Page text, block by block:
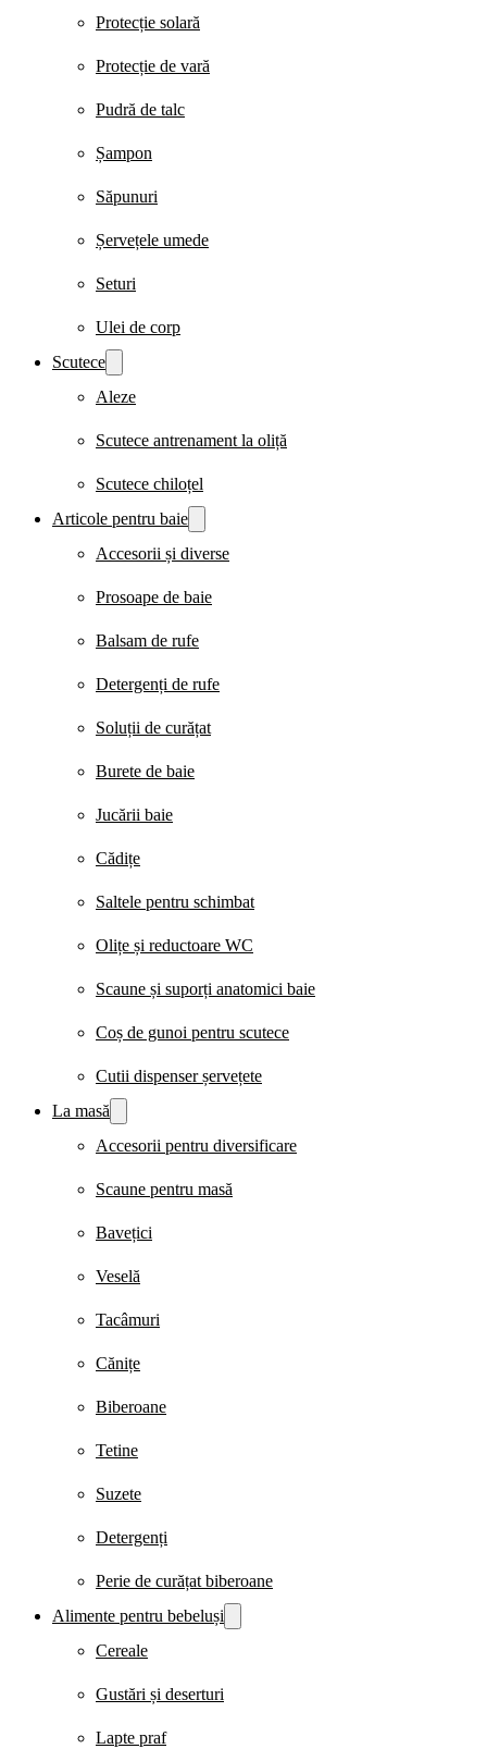
Protecție solară
Protecție de vară
Pudră de talc
Șampon
Săpunuri
Șervețele umede
Seturi
Ulei de corp
Scutece
Aleze
Scutece antrenament la oliță
Scutece chiloțel
Articole pentru baie
Accesorii și diverse
Prosoape de baie
Balsam de rufe
Detergenți de rufe
Soluții de curățat
Burete de baie
Jucării baie
Cădițe
Saltele pentru schimbat
Olițe și reductoare WC
Scaune și suporți anatomici baie
Coș de gunoi pentru scutece
Cutii dispenser șervețete
La masă
Accesorii pentru diversificare
Scaune pentru masă
Bavețici
Veselă
Tacâmuri
Cănițe
Biberoane
Tetine
Suzete
Detergenți
Perie de curățat biberoane
Alimente pentru bebeluși
Cereale
Gustări și deserturi
Lapte praf